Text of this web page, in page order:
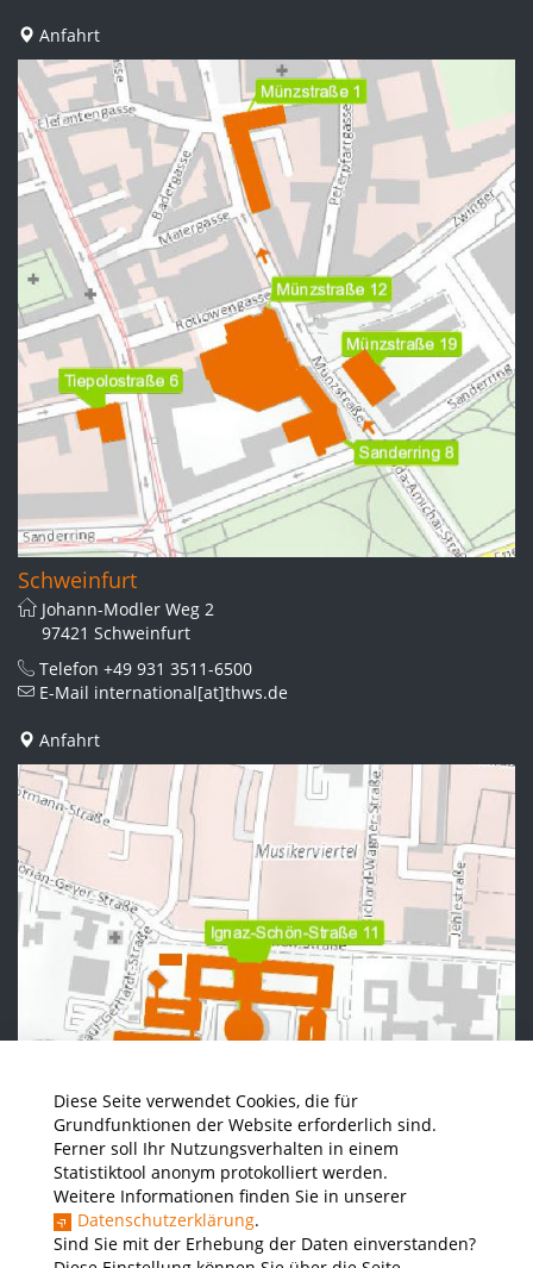
Diese Seite verwendet Cookies, die für
Grundfunktionen der Website erforderlich sind.
Ferner soll Ihr Nutzungsverhalten in einem
Statistiktool anonym protokolliert werden.
Weitere Informationen finden Sie in unserer
Datenschutzerklärung.
Sind Sie mit der Erhebung der Daten einverstanden?
Anfahrt
Schweinfurt
Johann-Modler Weg 2
97421 Schweinfurt
Telefon +49 931 3511-6500
E-Mail international[at]thws.de
Anfahrt